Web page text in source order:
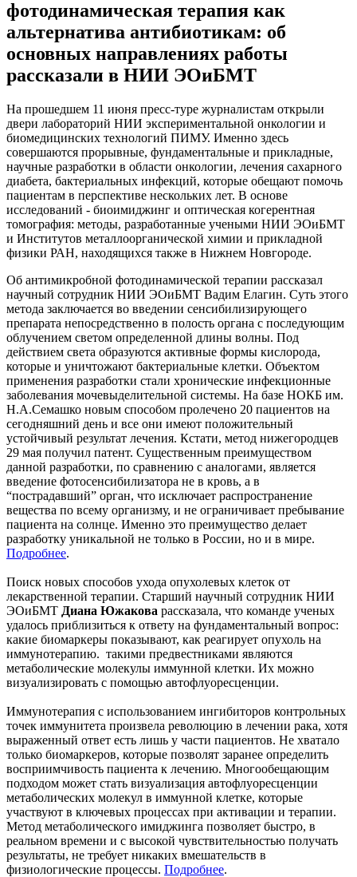
фотодинамическая терапия как
альтернатива антибиотикам: об
основных направлениях работы
рассказали в НИИ ЭОиБМТ
На прошедшем 11 июня пресс-туре журналистам открыли
двери лабораторий НИИ экспериментальной онкологии и
биомедицинских технологий ПИМУ. Именно здесь
совершаются прорывные, фундаментальные и прикладные,
научные разработки в области онкологии, лечения сахарного
диабета, бактериальных инфекций, которые обещают помочь
пациентам в перспективе нескольких лет. В основе
исследований - биоимиджинг и оптическая когерентная
томография: методы, разработанные учеными НИИ ЭОиБМТ
и Институтов металлоорганической химии и прикладной
физики РАН, находящихся также в Нижнем Новгороде.
Об антимикробной фотодинамической терапии рассказал
научный сотрудник НИИ ЭОиБМТ Вадим Елагин. Суть этого
метода заключается во введении сенсибилизирующего
препарата непосредственно в полость органа с последующим
облучением светом определенной длины волны. Под
действием света образуются активные формы кислорода,
которые и уничтожают бактериальные клетки. Объектом
применения разработки стали хронические инфекционные
заболевания мочевыделительной системы. На базе НОКБ им.
Н.А.Семашко новым способом пролечено 20 пациентов на
сегодняшний день и все они имеют положительный
устойчивый результат лечения. Кстати, метод нижегородцев
29 мая получил патент. Существенным преимуществом
данной разработки, по сравнению с аналогами, является
введение фотосенсибилизатора не в кровь, а в
“пострадавший” орган, что исключает распространение
вещества по всему организму, и не ограничивает пребывание
пациента на солнце. Именно это преимущество делает
разработку уникальной не только в России, но и в мире.
Подробнее.
Поиск новых способов ухода опухолевых клеток от
лекарственной терапии. Старший научный сотрудник НИИ
ЭОиБМТ Диана Южакова рассказала, что команде ученых
удалось приблизиться к ответу на фундаментальный вопрос:
какие биомаркеры показывают, как реагирует опухоль на
иммунотерапию. такими предвестниками являются
метаболические молекулы иммунной клетки. Их можно
визуализировать с помощью автофлуоресценции.
Иммунотерапия с использованием ингибиторов контрольных
точек иммунитета произвела революцию в лечении рака, хотя
выраженный ответ есть лишь у части пациентов. Не хватало
только биомаркеров, которые позволят заранее определить
восприимчивость пациента к лечению. Многообещающим
подходом может стать визуализация автофлуоресценции
метаболических молекул в иммунной клетке, которые
участвуют в ключевых процессах при активации и терапии.
Метод метаболического имиджинга позволяет быстро, в
реальном времени и с высокой чувствительностью получать
результаты, не требует никаких вмешательств в
физиологические процессы. Подробнее.